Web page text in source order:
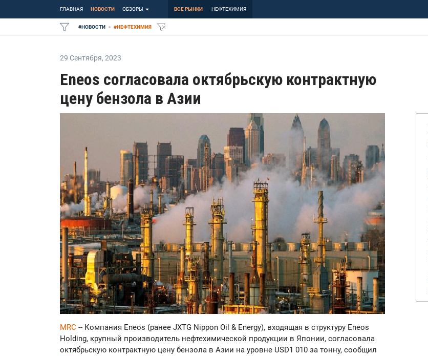
ГЛАВНАЯ НОВОСТИ ОБЗОРЫ ВСЕ РЫНКИ НЕФТЕХИМИЯ
#НОВОСТИ #НЕФТЕХИМИЯ
29 Сентября, 2023
Eneos согласовала октябрьскую контрактную
цену бензола в Азии
MRC -- Компания Eneos (ранее JXTG Nippon Oil & Energy), входящая в структуру Eneos
Holding, крупный производитель нефтехимической продукции в Японии, согласовала
октябрьскую контрактную цену бензола в Азии на уровне USD1 010 за тонну, сообщил